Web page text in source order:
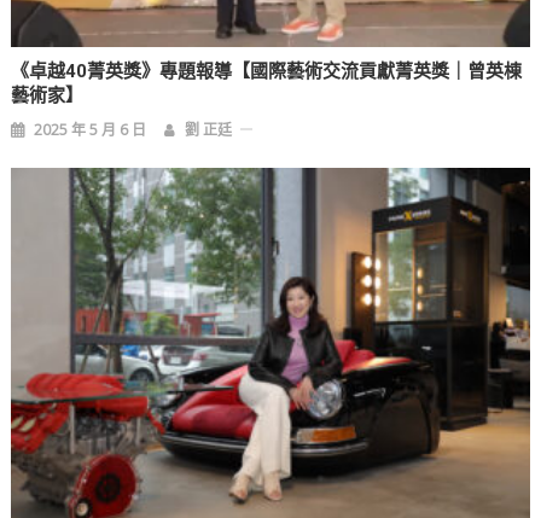
《卓越40菁英獎》專題報導【國際藝術交流貢獻菁英獎｜曾英棟
藝術家】
2025 年 5 月 6 日 劉 正廷